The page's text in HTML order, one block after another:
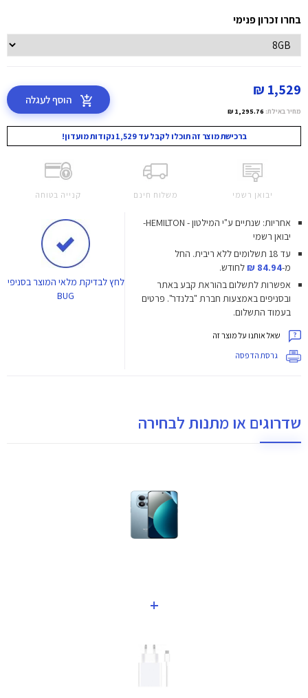
בחרו זכרון פנימי
1,529 ₪
מחיר באילת: 1,295.76 ₪
הוסף לעגלה
ברכישת מוצר זה תוכלו לקבל עד 1,529 נקודות מועדון!
יבואן רשמי משלוח חינם קנייה בטוחה
אחריות: שנתיים ע"י המילטון - HEMILTON-
יבואן רשמי
עד 18 תשלומים ללא ריבית.
החל
מ-84.94 ₪
לחודש.
אפשרות לתשלום בהוראת קבע באתר
ובסניפים באמצעות חברת "בלנדר". פרטים
בעמוד התשלום.
שאל אותנו על מוצר זה
גרסת הדפסה
לחץלבדיקת מלאי המוצר בסניפי
BUG
שדרוגים או מתנות לבחירה
+